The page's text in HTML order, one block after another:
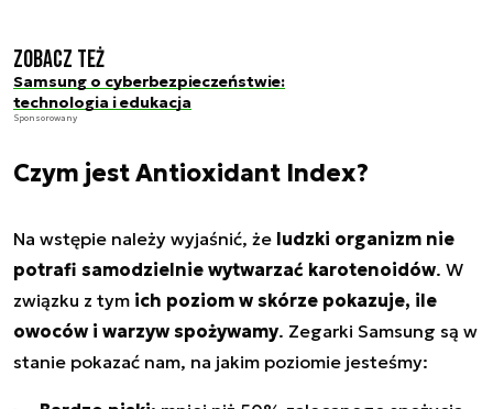
Zobacz też
Samsung o cyberbezpieczeństwie:
technologia i edukacja
Sponsorowany
Czym jest Antioxidant Index?
Na wstępie należy wyjaśnić, że ludzki organizm nie
potrafi samodzielnie wytwarzać karotenoidów. W
związku z tym ich poziom w skórze pokazuje, ile
owoców i warzyw spożywamy. Zegarki Samsung są w
stanie pokazać nam, na jakim poziomie jesteśmy: